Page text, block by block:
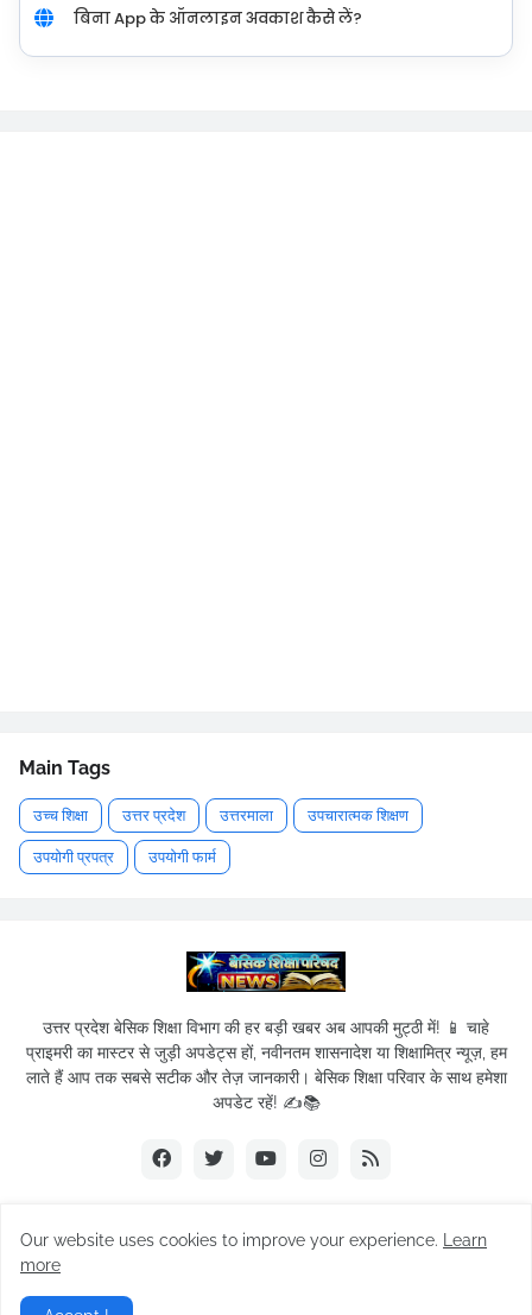
बिना App के ऑनलाइन अवकाश कैसे लें?
Main Tags
उच्च शिक्षा उत्तर प्रदेश उत्तरमाला उपचारात्मक शिक्षण
उपयोगी प्रपत्र उपयोगी फार्म
उत्तर प्रदेश बेसिक शिक्षा विभाग की हर बड़ी खबर अब आपकी मुट्ठी में! 📱 चाहे
प्राइमरी का मास्टर से जुड़ी अपडेट्स हों, नवीनतम शासनादेश या शिक्षामित्र न्यूज़, हम
लाते हैं आप तक सबसे सटीक और तेज़ जानकारी। बेसिक शिक्षा परिवार के साथ हमेशा
अपडेट रहें! ✍️📚
Basic Shikshak Parivar
| All Rights Reserved.
Our website uses cookies to improve your experience.
Learn
more